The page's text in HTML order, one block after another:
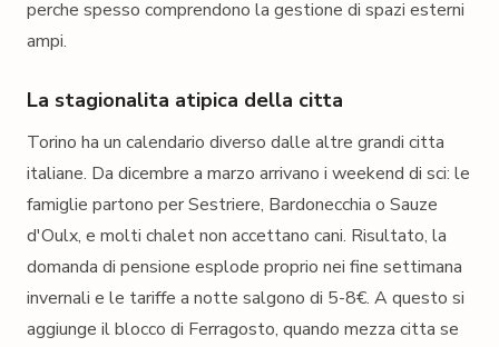
perche spesso comprendono la gestione di spazi esterni
ampi.
La stagionalita atipica della citta
Torino ha un calendario diverso dalle altre grandi citta
italiane. Da dicembre a marzo arrivano i weekend di sci: le
famiglie partono per Sestriere, Bardonecchia o Sauze
d'Oulx, e molti chalet non accettano cani. Risultato, la
domanda di pensione esplode proprio nei fine settimana
invernali e le tariffe a notte salgono di 5-8€. A questo si
aggiunge il blocco di Ferragosto, quando mezza citta se